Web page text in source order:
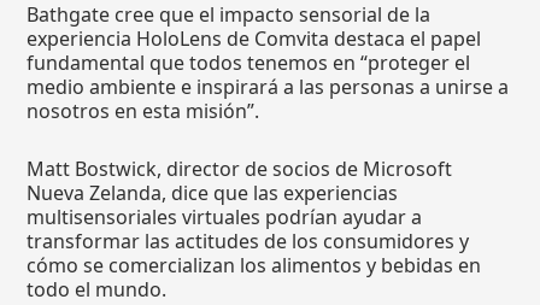
Bathgate cree que el impacto sensorial de la
experiencia HoloLens de Comvita destaca el papel
fundamental que todos tenemos en “proteger el
medio ambiente e inspirará a las personas a unirse a
nosotros en esta misión”.
Matt Bostwick, director de socios de Microsoft
Nueva Zelanda, dice que las experiencias
multisensoriales virtuales podrían ayudar a
transformar las actitudes de los consumidores y
cómo se comercializan los alimentos y bebidas en
todo el mundo.